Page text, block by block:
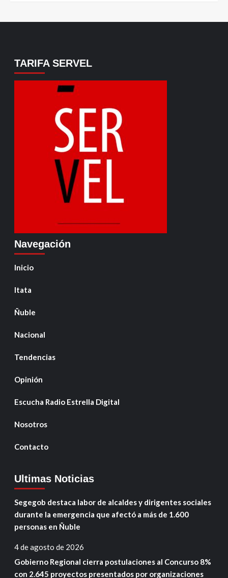
TARIFA SERVEL
Navegación
Inicio
Itata
Ñuble
Nacional
Tendencias
Opinión
Escucha Radio Estrella Digital
Nosotros
Contacto
Ultimas Noticias
Segegob destaca labor de alcaldes y dirigentes sociales
durante la emergencia que afectó a más de 1.600
personas en Ñuble
4 de agosto de 2026
Gobierno Regional cierra postulaciones al Concurso 8%
con 2.645 proyectos presentados por organizaciones